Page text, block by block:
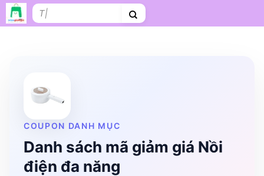
Bỏ
qua
Tìm
kiếm:
COUPON DANH MỤC
Danh sách mã giảm giá Nồi
điện đa năng